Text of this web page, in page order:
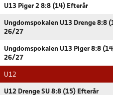
U13 Piger 2 8:8 (14) Efterår
Ungdomspokalen U13 Drenge 8:8
26/27
Ungdomspokalen U13 Piger 8:8
26/27
U12
U12 Drenge SU 8:8 (15) Efterår